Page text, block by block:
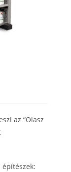
az “Olasz